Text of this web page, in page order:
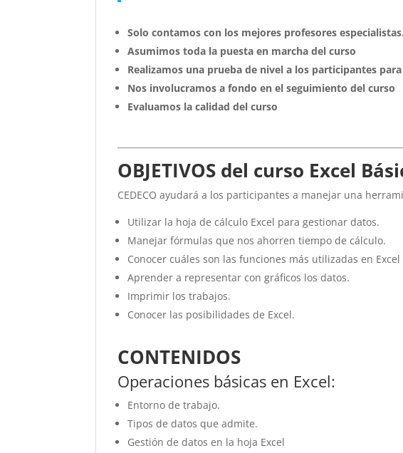
Solo contamos con los mejores profesores especialistas.
Asumimos toda la puesta en marcha del curso
Realizamos una prueba de nivel a los participantes
Nos involucramos a fondo en el seguimiento del curso
Evaluamos la calidad del curso
OBJETIVOS del curso Excel
CEDECO ayudará a los participantes a manejar una
Utilizar la hoja de cálculo Excel para gestionar datos.
Manejar fórmulas que nos ahorren tiempo de cálculo.
Conocer cuáles son las funciones más utilizadas en Excel
Aprender a representar con gráficos los datos.
Imprimir los trabajos.
Conocer las posibilidades de Excel.
CONTENIDOS
Operaciones básicas en Excel:
Entorno de trabajo.
Tipos de datos que admite.
Gestión de datos en la hoja Excel